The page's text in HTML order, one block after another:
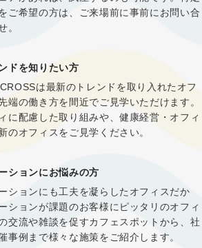
ご希望の方は、ご来場前に事前にお問い合
。
ドを知りたい方
は最新のトレンドを取り入れたオフ
端の働き方を間近でご見学いただけます。
に配慮した取り組みや、健康経営・オフィ
のオフィスをご見学ください。
ションにお悩みの方
ションにも工夫を凝らしたオフィスだか
ションが課題のお客様にピッタリのオフィ
交流や雑談を促すカフェスポットから、社
事例まで様々な施策をご紹介します。